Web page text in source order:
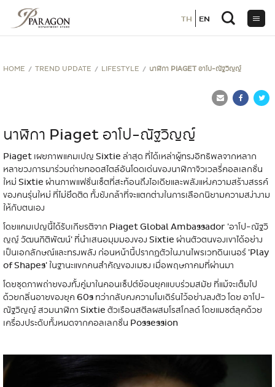
เนื้อหา
HOME TREND UPDATE LIFESTYLE นาฬิกา PIAGET อาโป-ณัฐวิญญ์
นาฬิกา Piaget อาโป-ณัฐวิญญ์
Piaget เผยภาพแคมเปญ Sixtie ล่าสุด ที่ได้เหล่าผู้ทรงอิทธิพลจากหลาก
หลายวงการมาร่วมถ่ายทอดสไตล์อันโดดเด่นของนาฬิกาจิวเวลรี่คอลเลกชั่น
ใหม่ Sixtie ผ่านภาพแฟชั่นเซ็ตที่สะท้อนถึงไอเดียและพลังแห่งความสร้างสรรค์
ของคนรุ่นใหม่ ที่ไม่ยึดติด ทั้งยังกล้าที่จะแตกต่างในการเลือกนิยามความสง่างาม
ให้กับตนเอง
โดยแคมเปญนี้ได้รับเกียรติจาก Piaget Global Ambassador 'อาโป-ณัฐวิ
ญญ์ วัฒนกิติพัฒน์' ที่นำเสนอมุมมองของ Sixtie ผ่านตัวตนของเขาได้อย่าง
เป็นเอกลักษณ์และทรงพลัง ก่อนหน้านี้ปรากฏตัวในงานไพรเวทดินเนอร์ 'Play
of Shapes' ในฐานะแขกคนสำคัญของเมซง เมื่อพฤษภาคมที่ผ่านมา
โดยชุดภาพถ่ายของทั้งคู่มาในคอนเซ็ปต์ย้อนยุคแบบร่วมสมัย ที่แม้จะเต็มไป
ด้วยกลิ่นอายของยุค 60s ทว่ากลับคงความโมเดิร์นไว้อย่างลงตัว โดย อาโป-
ณัฐวิญญ์ สวมนาฬิกา Sixtie ตัวเรือนสตีลผสมโรสโกลด์ โดยแมชต์ลุคด้วย
เครื่องประดับทั้งหมดจากคอลเลกชั่น Possession
TH EN
TH EN